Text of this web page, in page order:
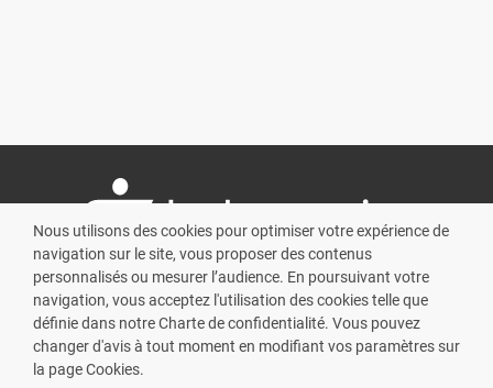
L’écosystème
À propos
Contact
Cadre légal
Mentions légales
Nous utilisons des cookies pour optimiser votre expérience de
navigation sur le site, vous proposer des contenus
personnalisés ou mesurer l’audience. En poursuivant votre
navigation, vous acceptez l'utilisation des cookies telle que
définie dans notre Charte de confidentialité. Vous pouvez
changer d'avis à tout moment en modifiant vos paramètres sur
la page Cookies.